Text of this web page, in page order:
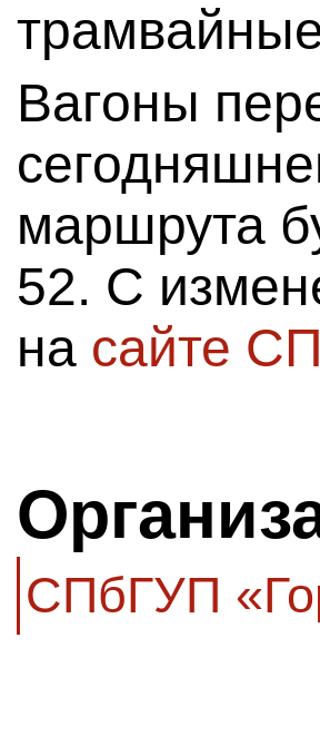
Вагоны
маршрута
52. С
на сайте
СПбГУП